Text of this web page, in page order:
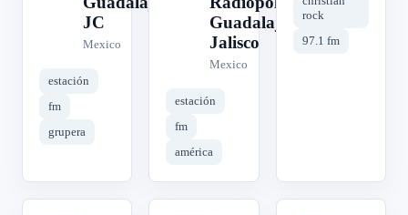
JC
Mexico
estación
fm
grupera
Guadalajara,
Jalisco
Mexico
estación
fm
américa
rock
97.1 fm